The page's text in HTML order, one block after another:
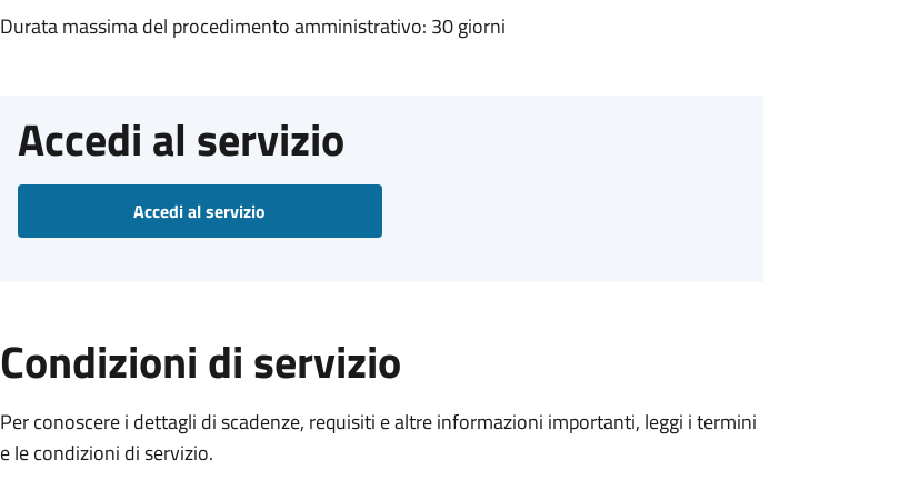
Durata massima del procedimento amministrativo: 30 giorni
Accedi al servizio
Accedi al servizio
Condizioni di servizio
Per conoscere i dettagli di scadenze, requisiti e altre informazioni importanti, leggi i termini
e le condizioni di servizio.